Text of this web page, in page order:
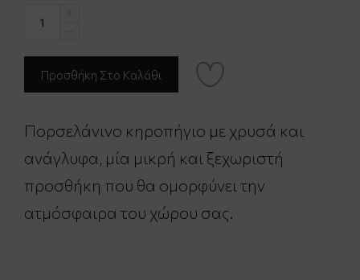
Πορσελάνινο κηροπήγιο με χρυσά και
ανάγλυφα, μία μικρή και ξεχωριστή
προσθήκη που θα ομορφύνει την
ατμόσφαιρα του χώρου σας.